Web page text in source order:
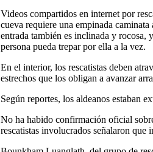
Videos compartidos en internet por
cueva requiere una empinada
entrada también es inclinada y rocosa,
persona pueda trepar por ella a la vez.
En el interior, los rescatistas deben
estrechos que los obligan a avanzar
Según reportes, los aldeanos estaban
No ha habido confirmación oficial
rescatistas involucrados señalaron que